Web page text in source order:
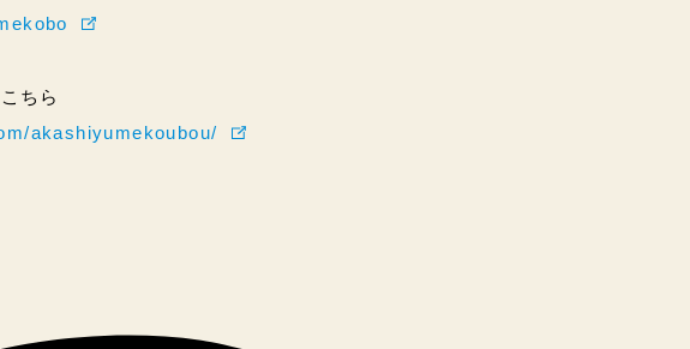
ちら
akashiyumekoubou/